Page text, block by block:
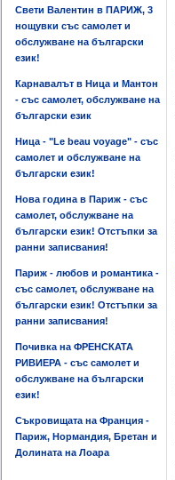
Свети Валентин в ПАРИЖ, 3
нощувки със самолет и
обслужване на български
език!
Карнавалът в Ница и Мантон
- със самолет, обслужване на
български език
Ница - "Le beau voyage" - със
самолет и обслужване на
български език!
Нова година в Париж - със
самолет, обслужване на
български език! Отстъпки за
ранни записвания!
Париж - любов и романтика -
със самолет, обслужване на
български език! Отстъпки за
ранни записвания!
Почивка на ФРЕНСКАТА
РИВИЕРА - със самолет и
обслужване на български
език!
Съкровищата на Франция -
Париж, Нормандия, Бретан и
Долината на Лоара